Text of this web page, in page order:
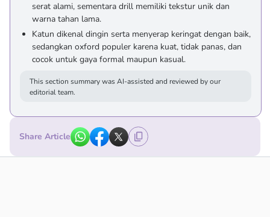
serat alami, sementara drill memiliki tekstur unik dan
warna tahan lama.
Katun dikenal dingin serta menyerap keringat dengan baik,
sedangkan oxford populer karena kuat, tidak panas, dan
cocok untuk gaya formal maupun kasual.
This section summary was AI-assisted and reviewed by our
editorial team.
Share Article